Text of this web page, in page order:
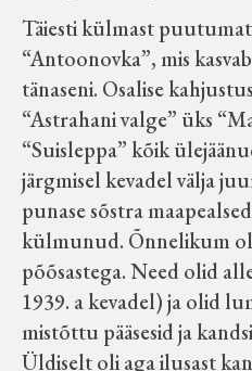
Täiesti külmast
“Antoonovka”, mis
tänaseni. Osalise
“Astrahani valge” üks
“Suisleppa” kõik
järgmisel kevadel välja
punase sõstra
külmunud. Õnnelikum
põõsastega. Need olid
1939. a kevadel) ja olid
mistõttu pääsesid ja
Üldiselt oli aga ilusast